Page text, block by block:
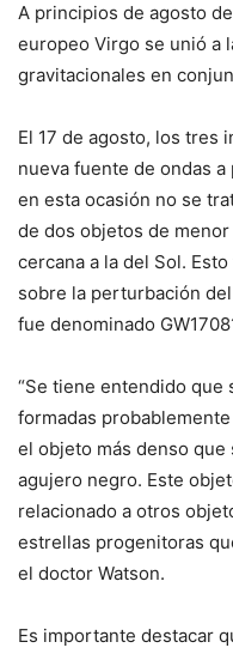
A principios de agosto
europeo Virgo se unió a
gravitacionales en
El 17 de agosto, los tres
nueva fuente de ondas
en esta ocasión no se
de dos objetos de menor
cercana a la del Sol.
sobre la perturbación
fue denominado
“Se tiene entendido
formadas
el objeto más denso
agujero negro. Este
relacionado a otros
estrellas progenitoras
el doctor Watson.
Es importante destacar